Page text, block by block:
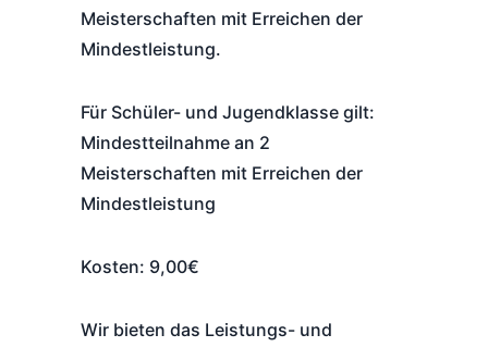
Meisterschaften mit Erreichen der
Mindestleistung.
Für Schüler- und Jugendklasse gilt:
Mindestteilnahme an 2
Meisterschaften mit Erreichen der
Mindestleistung
Kosten: 9,00€
Wir bieten das Leistungs- und